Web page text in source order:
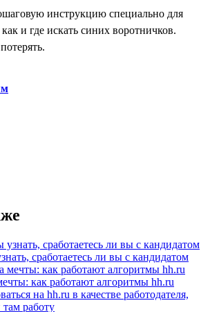
инструкцию специально для
и где искать синих воротничков.
сработаетесь ли вы с кандидатом
как работают алгоритмы hh.ru